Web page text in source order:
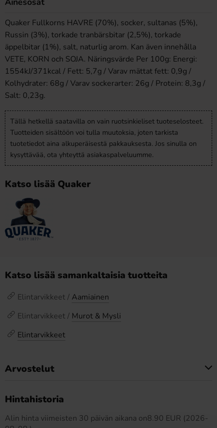
Quaker Fullkorns HAVRE (70%), socker, sultanas (5%),
Russin (3%), torkade tranbärsbitar (2,5%), torkade
äppelbitar (1%), salt, naturlig arom. Kan även innehålla
VETE, KORN och SOJA. Näringsvärde Per 100g: Energi:
1554kJ/371kcal / Fett: 5,7g / Varav mättat fett: 0,9g /
Kolhydrater: 68g / Varav sockerarter: 26g / Protein: 8,3g /
Salt: 0,23g.
Tällä hetkellä saatavilla on vain ruotsinkieliset tuoteselosteet.
Tuotteiden sisältöön voi tulla muutoksia, joten tarkista
tuotetiedot aina alkuperäisestä pakkauksesta. Jos sinulla on
kysyttävää, ota yhteyttä asiakaspalveluumme.
Katso lisää Quaker
Katso lisää samankaltaisia tuotteita
Elintarvikkeet / Aamiainen
Elintarvikkeet / Murot & Mysli
Elintarvikkeet
Arvostelut
Hintahistoria
Alin hinta viimeisten 30 päivän aikana on8.90 EUR (2026-